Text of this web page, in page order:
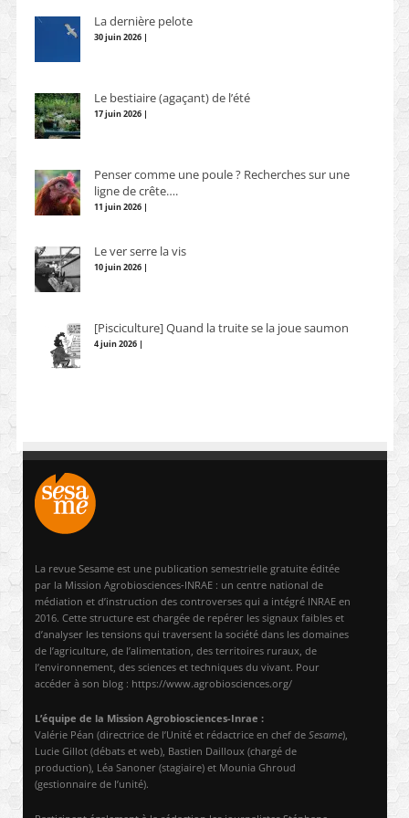
La dernière pelote
30 juin 2026 |
Le bestiaire (agaçant) de l’été
17 juin 2026 |
Penser comme une poule ? Recherches sur une
ligne de crête….
11 juin 2026 |
Le ver serre la vis
10 juin 2026 |
[Pisciculture] Quand la truite se la joue saumon
4 juin 2026 |
La revue Sesame est une publication semestrielle gratuite éditée
par la Mission Agrobiosciences-INRAE : un centre national de
médiation et d’instruction des controverses qui a intégré INRAE en
2016. Cette structure est chargée de repérer les signaux faibles et
d’analyser les tensions qui traversent la société dans les domaines
de l’agriculture, de l’alimentation, des territoires ruraux, de
l’environnement, des sciences et techniques du vivant. Pour
accéder à son blog : https://www.agrobiosciences.org/
L’équipe de la Mission Agrobiosciences-Inrae :
Valérie Péan (directrice de l’Unité et rédactrice en chef de Sesame),
Lucie Gillot (débats et web), Bastien Dailloux (chargé de
production), Léa Sanoner (stagiaire) et Mounia Ghroud
(gestionnaire de l’unité).